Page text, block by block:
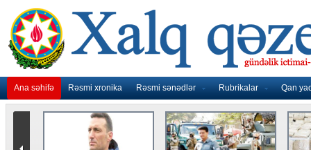
Ana səhifə Rəsmi xronika Rəsmi sənədlər Rubrikalar Qan